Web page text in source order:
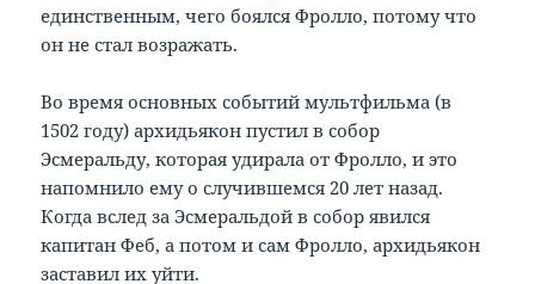
единственным, чего боялся Фролло, потому что
он не стал возражать.
Во время основных событий мультфильма (в
1502 году) архидьякон пустил в собор
Эсмеральду, которая удирала от Фролло, и это
напомнило ему о случившемся 20 лет назад.
Когда вслед за Эсмеральдой в собор явился
капитан Феб, а потом и сам Фролло, архидьякон
заставил их уйти.